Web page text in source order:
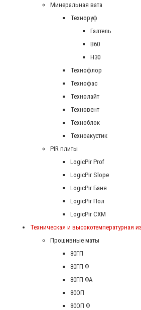
Минеральная вата
Техноруф
Галтель
В60
Н30
Технофлор
Технофас
Технолайт
Техновент
Техноблок
Техноакустик
PIR плиты
LogicPir Prof
LogicPir Slope
LogicPir Баня
LogicPir Пол
LogicPir СХМ
Техническая и высокотемпературная
Прошивные маты
80ГП
80ГП Ф
80ГП ФА
80ОП
80ОП Ф